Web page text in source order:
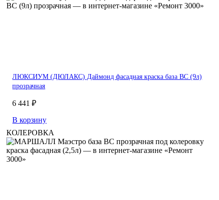
ЛЮКСИУМ (ДЮЛАКС) Даймонд фасадная краска база BC (9л)
прозрачная
6 441 ₽
В корзину
КОЛЕРОВКА